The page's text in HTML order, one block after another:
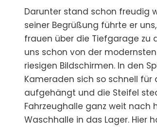
Darunter stand schon freudig
seiner Begrüßung führte er
frauen über die Tiefgarage zu
uns schon von der
riesigen Bildschirmen. In den
Kameraden sich so schnell für
aufgehängt und die Steifel
Fahrzeughalle ganz weit nach
Waschhalle in das Lager. Hier